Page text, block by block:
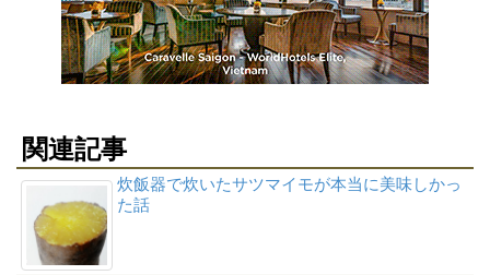
関連記事
炊飯器で炊いたサツマイモが本当に美味しかっ
た話